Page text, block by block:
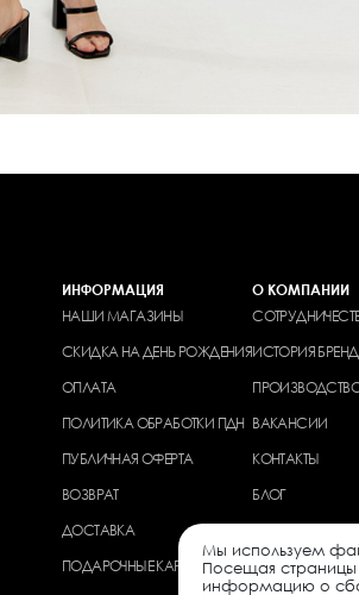
ИНФОРМАЦИЯ
НАШИ МАГАЗИНЫ
СКИДКА НА ДЕНЬ РОЖДЕНИЯ
ОПЛАТА
ПОЛИТИКА ОБРАБОТКИ ПДН
ПУБЛИЧНАЯ ОФЕРТА
ВОЗВРАТ
ДОСТАВКА
ПОДАРОЧНЫЕ КАРТЫ
О КОМПАНИИ
ИСТОРИЯ
ВАКАНСИИ
КОНТАКТЫ
БЛОГ
Мы используем
Посещая
информацию о